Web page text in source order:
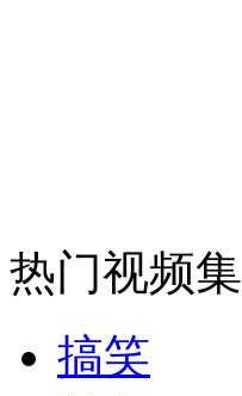
走！跟着总书记去植树
消防员救轻生者
热门视频集
搞笑